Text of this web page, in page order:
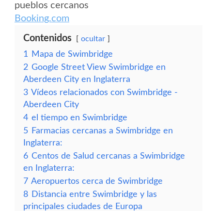
pueblos cercanos
Booking.com
Contenidos ocultar
1
Mapa de Swimbridge
2 Google Street View Swimbridge en
Aberdeen City en Inglaterra
3 Vídeos relacionados con Swimbridge -
Aberdeen City
4 el tiempo en Swimbridge
5 Farmacias cercanas a Swimbridge en
Inglaterra:
6 Centos de Salud cercanas a Swimbridge
en Inglaterra:
7 Aeropuertos cerca de Swimbridge
8 Distancia entre Swimbridge y las
principales ciudades de Europa